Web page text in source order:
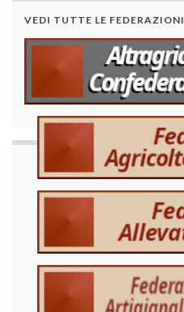
VEDI TUTTE LE FEDERAZIONI